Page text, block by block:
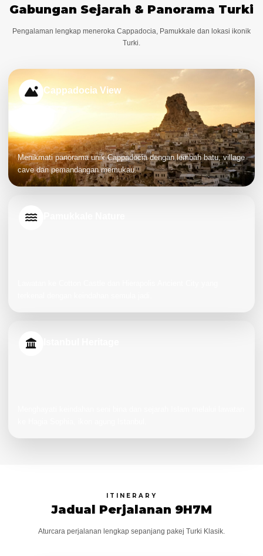
Gabungan Sejarah & Panorama Turki
Pengalaman lengkap meneroka Cappadocia, Pamukkale dan lokasi ikonik
Turki.
Cappadocia View
Menikmati panorama unik Cappadocia dengan lembah batu, village
cave dan pemandangan memukau.
ITINERARY
Jadual Perjalanan 9H7M
Aturcara perjalanan lengkap sepanjang pakej Turki Klasik.